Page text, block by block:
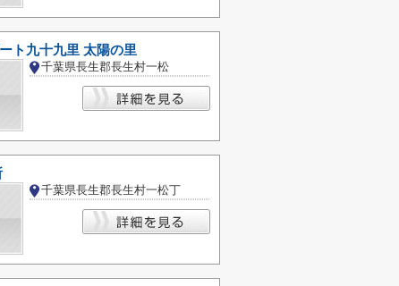
ト九十九里 太陽の里
千葉県長生郡長生村一松
千葉県長生郡長生村一松丁